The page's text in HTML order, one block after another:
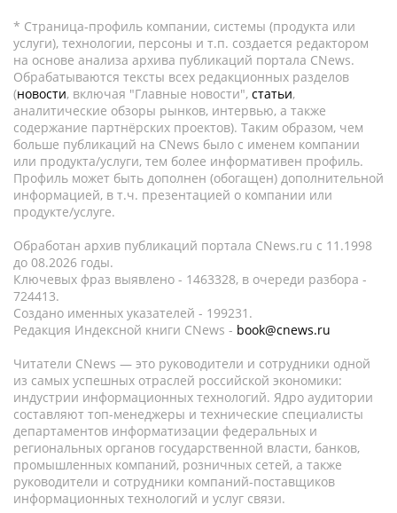
* Страница-профиль компании, системы (продукта или
услуги), технологии, персоны и т.п. создается редактором
на основе анализа архива публикаций портала CNews.
Обрабатываются тексты всех редакционных разделов
(новости, включая "Главные новости", статьи,
аналитические обзоры рынков, интервью, а также
содержание партнёрских проектов). Таким образом, чем
больше публикаций на CNews было с именем компании
или продукта/услуги, тем более информативен профиль.
Профиль может быть дополнен (обогащен) дополнительной
информацией, в т.ч. презентацией о компании или
продукте/услуге.
Обработан архив публикаций портала CNews.ru c 11.1998
до 08.2026 годы.
Ключевых фраз выявлено - 1463328, в очереди разбора -
724413.
Создано именных указателей - 199231.
Редакция Индексной книги CNews - book@cnews.ru
Читатели CNews — это руководители и сотрудники одной
из самых успешных отраслей российской экономики:
индустрии информационных технологий. Ядро аудитории
составляют топ-менеджеры и технические специалисты
департаментов информатизации федеральных и
региональных органов государственной власти, банков,
промышленных компаний, розничных сетей, а также
руководители и сотрудники компаний-поставщиков
информационных технологий и услуг связи.